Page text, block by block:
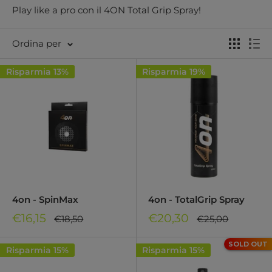
Play like a pro con il 4ON Total Grip Spray!
Ordina per
Risparmia 13%
4on - SpinMax
Prezzo
vendita
€16,15 Prezzo
€18,50
Risparmia 19%
4on - TotalGrip Spray
Prezzo
vendita
€20,30 Prezzo
€25,00
Risparmia 15% Risparmia 15%
SOLD OUT